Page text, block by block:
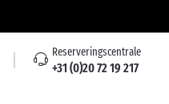
Reserveringscentrale
+31 (0)20 72 19 217